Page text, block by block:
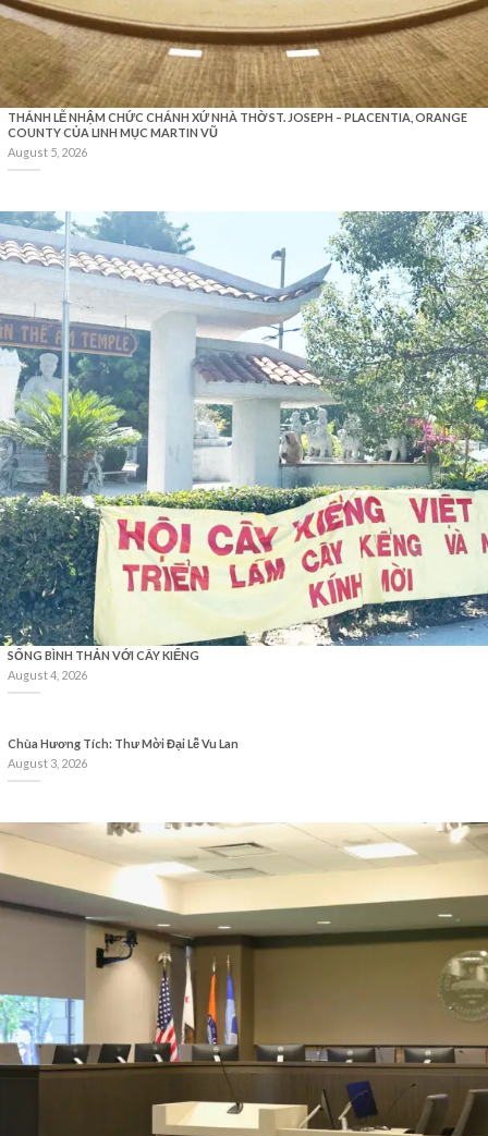
THÁNH LỄ NHẬM CHỨC CHÁNH XỨ NHÀ THỜ ST. JOSEPH – PLACENTIA, ORANGE
COUNTY CỦA LINH MỤC MARTIN VŨ
August 5, 2026
SỐNG BÌNH THẢN VỚI CÂY KIỂNG
August 4, 2026
Chùa Hương Tích: Thư Mời Đại Lễ Vu Lan
August 3, 2026